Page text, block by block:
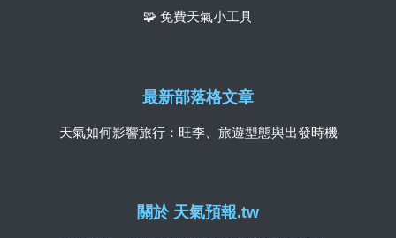
關於 天氣預報.tw
🧩 免費天氣小工具
最新部落格文章
天氣如何影響旅行：旺季、旅遊型態與出發時機